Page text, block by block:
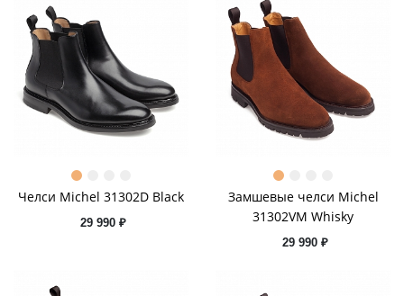
Челси Michel 31302D Black
29 990 ₽
Замшевые челси Michel
31302VM Whisky
29 990 ₽